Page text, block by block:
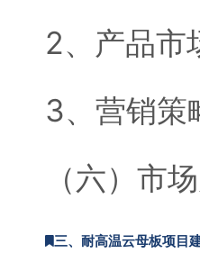
2、产品市
3、营销策
（六）市
三、耐高温云母板项目